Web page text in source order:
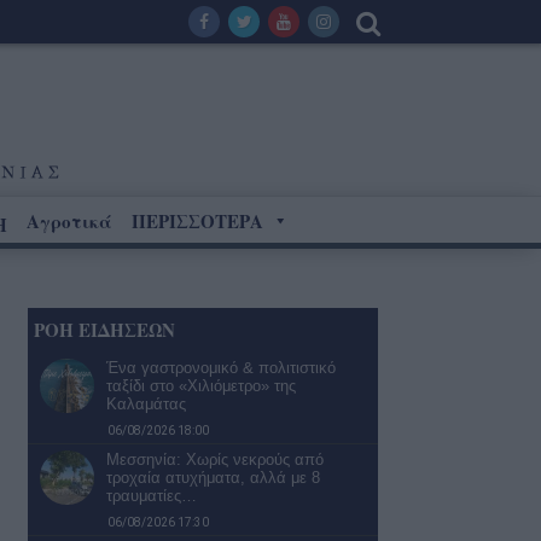
Αγροτικά ΠΕΡΙΣΣΟΤΕΡΑ
ΡΟΗ ΕΙΔΗΣΕΩΝ
Ένα γαστρονομικό & πολιτιστικό
ταξίδι στο «Χιλιόμετρο» της
Καλαμάτας
06/08/2026 18:00
Μεσσηνία: Χωρίς νεκρούς από
τροχαία ατυχήματα, αλλά με 8
τραυματίες…
06/08/2026 17:30